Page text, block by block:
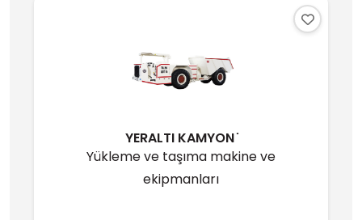
YERALTI KAMYON ̇
Yükleme ve taşıma makine ve
ekipmanları